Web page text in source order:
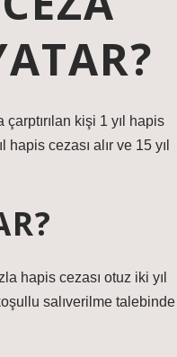
kişi 1 yıl hapis
hapis cezası alır ve 15 yıl
hapis cezası otuz iki yıl
salıverilme talebinde